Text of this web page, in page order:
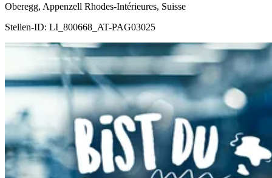
Oberegg, Appenzell Rhodes-Intérieures, Suisse
Stellen-ID: LI_800668_AT-PAG03025